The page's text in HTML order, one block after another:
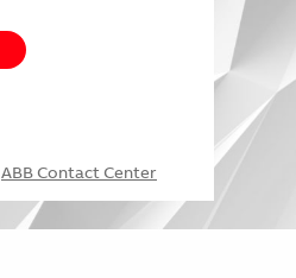
ABB Contact Center